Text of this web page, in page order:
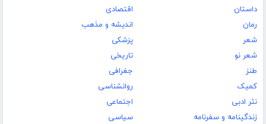
داستان
رمان
شعر
شعر نو
طنز
کمیک
نثر ادبی
زندگینامه و سفرنامه
اقتصادی
اندیشه و مذهب
پزشکی
تاریخی
جغرافی
روانشناسی
اجتماعی
سیاسی